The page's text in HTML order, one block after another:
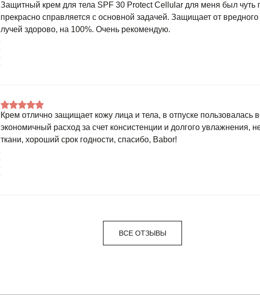
Защитный крем для тела SPF 30 Protect Cellular для меня был чуть
прекрасно справляется с основной задачей. Защищает от
лучей здорово, на 100%. Очень рекомендую.
Крем отлично защищает кожу лица и тела, в отпуске пользовалась
экономичный расход за счет консистенции и долгого увлажнения,
ткани, хороший срок годности, спасибо, Babor!
ВСЕ ОТЗЫВЫ